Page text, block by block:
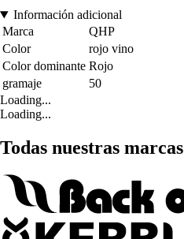
Información adicional
Marca
QHP
Color
rojo vino
Color dominante Rojo
gramaje
50
Loading...
Loading...
Todas nuestras marcas